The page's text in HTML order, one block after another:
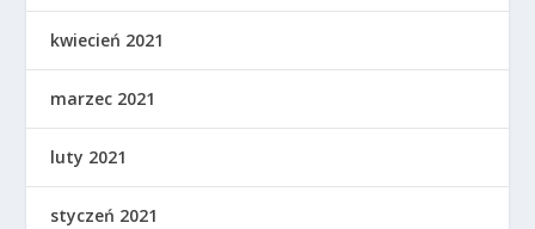
kwiecień 2021
marzec 2021
luty 2021
styczeń 2021